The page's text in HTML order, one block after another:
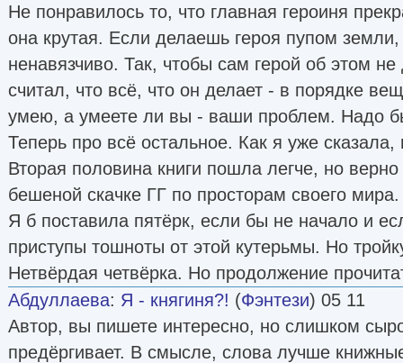
Не понравилось то, что главная героиня
она крутая. Если делаешь героя пупом земли,
ненавязчиво. Так, чтобы сам герой об этом
считал, что всё, что он делает - в порядке
умею, а умеете ли вы - ваши проблем. Надо
Теперь про всё остальное. Как я уже
Вторая половина книги пошла легче, но верно
бешеной скачке ГГ по просторам своего мира.
Я б поставила пятёрк, если бы не начало и
приступы тошноты от этой кутерьмы. Но
Нетвёрдая четвёрка. Но продолжение
Абдуллаева: Я - княгиня?! (Фэнтези) 05 11
Автор, вы пишете интересно, но слишком
предёргивает. В смысле, слова лучше